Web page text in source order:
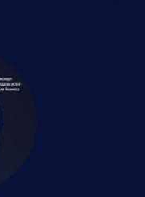
мы вам